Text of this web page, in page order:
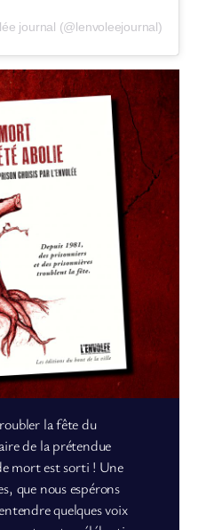
journal (@lenvoleejournal)
la fête du
de la prétendue
mort est sorti ! Une
que nous espérons
quelques voix